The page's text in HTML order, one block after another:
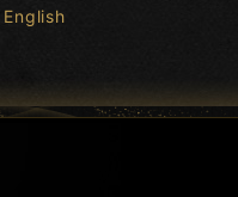
English